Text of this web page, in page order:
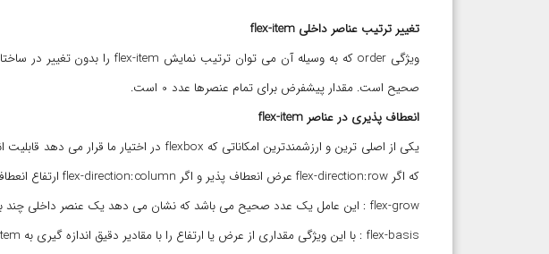
تغییر ترتیب عناصر داخلی flex-item
صحیح است. مقدار پیشفرض برای تمام عنصرها عدد 0 است.
انعطاف پذیری در عناصر flex-item
که اگر flex-direction:row عرض انعطاف پذیر و اگر flex-direction:column ارتفاع انعطاف پذیر خواهد بود. به سه ویژگی زیر توجه فرمایید :
flex-grow : این عامل یک عدد صحیح می باشد که نشان می دهد یک عنصر داخلی چند برابر عنصرهای دیگر از فضای عنصر نگهدارنده سهم می برد.
flex-basis : با این ویژگی مقداری از عرض یا ارتفاع را با مقادیر دقیق اندازه گیری به flex-item ها اختصاص می دهیم.